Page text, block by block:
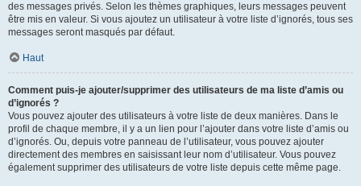
des messages privés. Selon les thèmes graphiques, leurs messages peuvent
être mis en valeur. Si vous ajoutez un utilisateur à votre liste d’ignorés, tous ses
messages seront masqués par défaut.
Haut
Comment puis-je ajouter/supprimer des utilisateurs de ma liste d’amis ou
d’ignorés ?
Vous pouvez ajouter des utilisateurs à votre liste de deux manières. Dans le
profil de chaque membre, il y a un lien pour l’ajouter dans votre liste d’amis ou
d’ignorés. Ou, depuis votre panneau de l’utilisateur, vous pouvez ajouter
directement des membres en saisissant leur nom d’utilisateur. Vous pouvez
également supprimer des utilisateurs de votre liste depuis cette même page.